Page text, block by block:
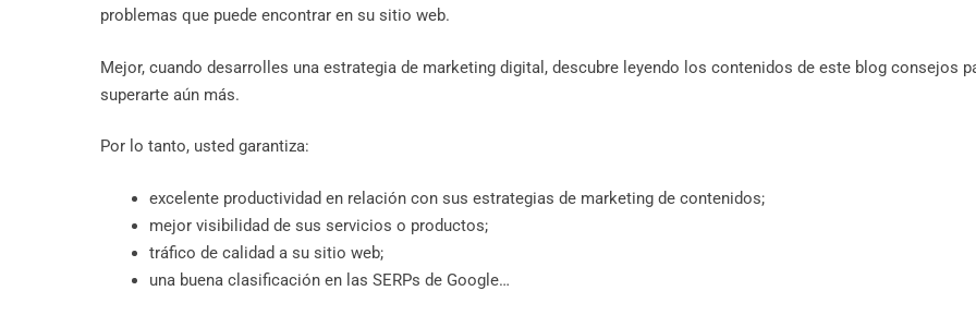
problemas que puede encontrar en su sitio web.
Mejor, cuando desarrolles una estrategia de marketing digital, descubre leyendo los contenidos de este blog consejos
superarte aún más.
Por lo tanto, usted garantiza:
excelente productividad en relación con sus estrategias de marketing de contenidos;
mejor visibilidad de sus servicios o productos;
tráfico de calidad a su sitio web;
una buena clasificación en las SERPs de Google…